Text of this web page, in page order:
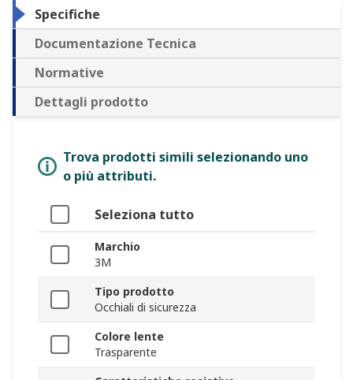
Specifiche
Documentazione Tecnica
Normative
Dettagli prodotto
Trova prodotti simili selezionando uno
o più attributi.
Seleziona tutto
Marchio
3M
Tipo prodotto
Occhiali di sicurezza
Colore lente
Trasparente